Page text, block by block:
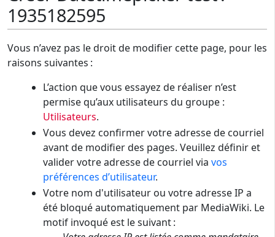
1935182595
Vous n’avez pas le droit de modifier cette page, pour les
raisons suivantes :
L’action que vous essayez de réaliser n’est
permise qu’aux utilisateurs du groupe :
Utilisateurs.
Vous devez confirmer votre adresse de courriel
avant de modifier des pages. Veuillez définir et
valider votre adresse de courriel via vos
préférences d’utilisateur.
Votre nom d'utilisateur ou votre adresse IP a
été bloqué automatiquement par MediaWiki. Le
motif invoqué est le suivant :